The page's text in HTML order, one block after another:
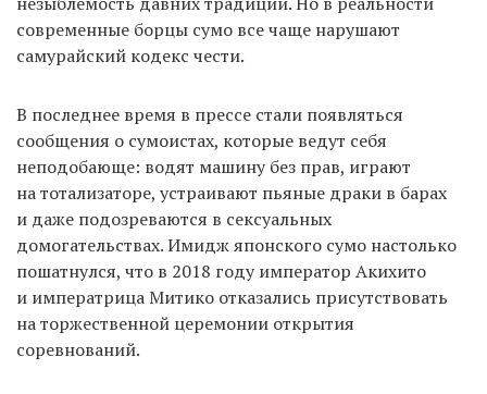
современные борцы сумо все чаще нарушают
самурайский кодекс чести.
В последнее время в прессе стали появляться
сообщения о сумоистах, которые ведут себя
неподобающе: водят машину без прав, играют
на тотализаторе, устраивают пьяные драки в барах
и даже подозреваются в сексуальных
домогательствах. Имидж японского сумо настолько
пошатнулся, что в 2018 году император Акихито
и императрица Митико отказались присутствовать
на торжественной церемонии открытия
соревнований.